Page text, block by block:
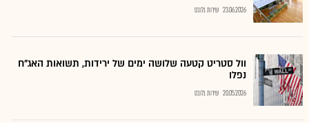
23.06.2026 שירות גלובס
וול סטריט קטעה שלושה ימים של ירידות, תשואות האג"ח
נפלו
20.05.2026 שירות גלובס